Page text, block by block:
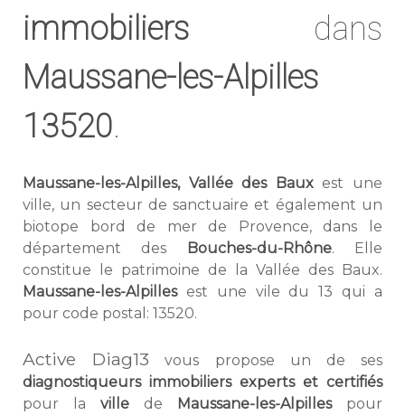
immobiliers dans
Maussane-les-Alpilles
13520.
Maussane-les-Alpilles, Vallée des Bauxest une
ville, un secteur de sanctuaire et également un
biotope bord de mer de Provence, dans le
département des
Bouches-du-Rhône. Elle
constitue le patrimoine de la Vallée des Baux.
Maussane-les-Alpillesest une vile du 13 qui a
pour code postal: 13520.
Active Diag13 vous propose un de ses
diagnostiqueurs immobiliers experts et certifiés
pour la ville de Maussane-les-Alpillespour